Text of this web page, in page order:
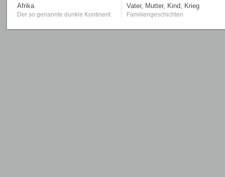
Afrika
Der so genannte dunkle Kontinent
Vater, Mutter, Kind, Krieg
Familiengeschichten